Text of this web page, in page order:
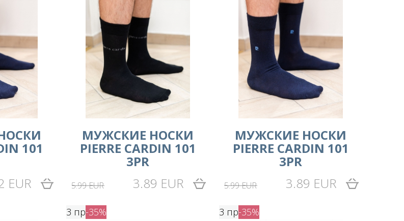
101
EUR
МУЖСКИЕ НОСКИ
PIERRE CARDIN 101
3PR
5.99 EUR 3.89 EUR
МУЖСКИЕ НОСКИ
PIERRE CARDIN 101
3PR
5.99 EUR 3.89 EUR
3 пр-35% 3 пр-35%